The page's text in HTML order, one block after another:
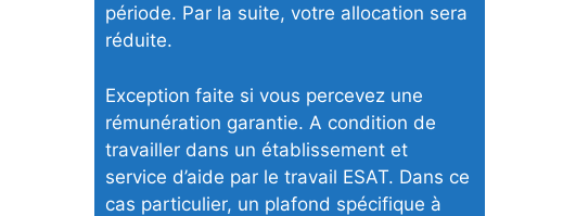
période. Par la suite, votre allocation sera
réduite.
Exception faite si vous percevez une
rémunération garantie. A condition de
travailler dans un établissement et
service d’aide par le travail ESAT. Dans ce
cas particulier, un plafond spécifique à